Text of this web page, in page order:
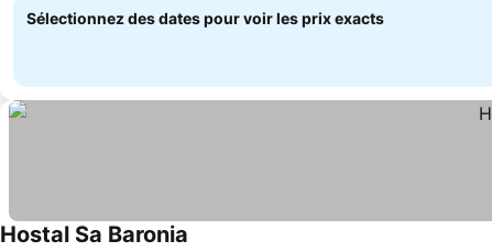
Sélectionnez des dates pour voir les prix exacts
Hostal Sa Baronia